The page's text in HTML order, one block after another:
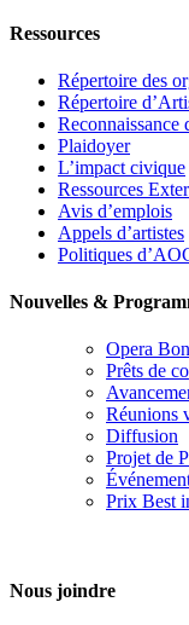
Ressources
Répertoire des
Répertoire
Reconnaissance
Plaidoyer
L’impact civique
Ressources
Avis d’emplois
Appels d’artistes
Politiques
Nouvelles &
Opera
Prêts de
Réunions
Diffusion
Projet de
Prix Best
Nous joindre